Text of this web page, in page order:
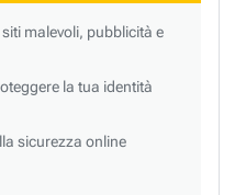
malevoli, pubblicità e
la tua identità
sicurezza online